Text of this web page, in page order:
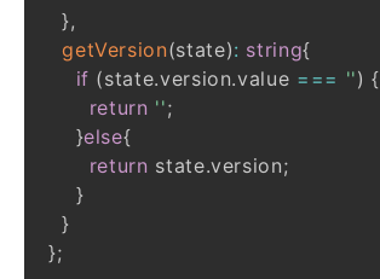
},
getVersion(state): string{
if (state.version.value === '') {
return '';
}else{
return state.version;
}
}
};